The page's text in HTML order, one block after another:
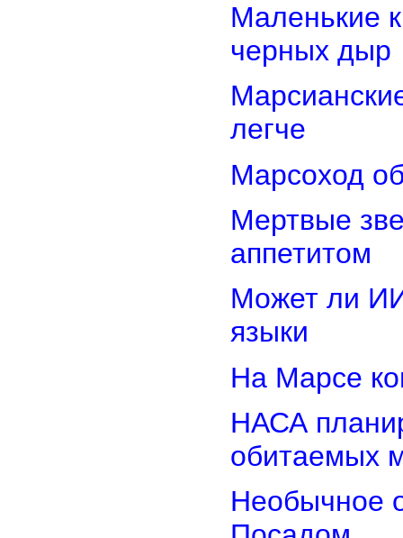
Маленькие
черных дыр
легче
Марсоход
Мертвые
аппетитом
Может ли
языки
На Марсе
НАСА
обитаемых
Необычное